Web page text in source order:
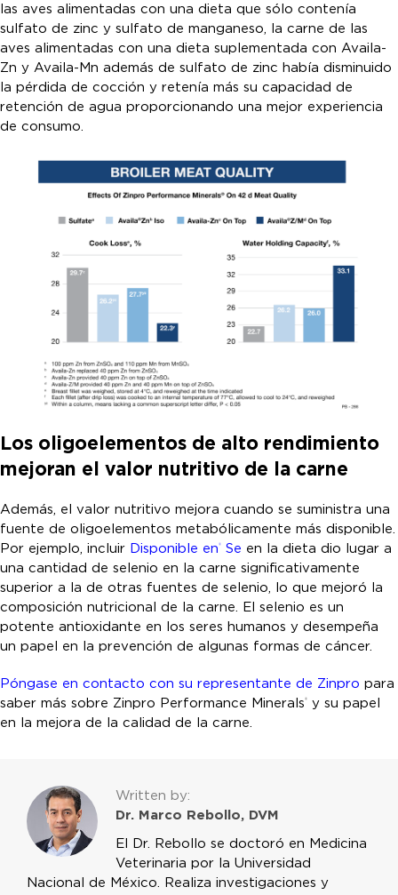
las aves alimentadas con una dieta que sólo contenía
sulfato de zinc y sulfato de manganeso, la carne de las
aves alimentadas con una dieta suplementada con Availa-
Zn y Availa-Mn además de sulfato de zinc había disminuido
la pérdida de cocción y retenía más su capacidad de
retención de agua proporcionando una mejor experiencia
de consumo.
Los oligoelementos de alto rendimiento
mejoran el valor nutritivo de la carne
Además, el valor nutritivo mejora cuando se suministra una
fuente de oligoelementos metabólicamente más disponible.
Por ejemplo, incluir Disponible en® Se en la dieta dio lugar a
una cantidad de selenio en la carne significativamente
superior a la de otras fuentes de selenio, lo que mejoró la
composición nutricional de la carne. El selenio es un
potente antioxidante en los seres humanos y desempeña
un papel en la prevención de algunas formas de cáncer.
Póngase en contacto con su representante de Zinpro para
saber más sobre Zinpro Performance Minerals® y su papel
en la mejora de la calidad de la carne.
Written by:
Dr. Marco Rebollo, DVM
El Dr. Rebollo se doctoró en Medicina
Veterinaria por la Universidad
Nacional de México. Realiza investigaciones y